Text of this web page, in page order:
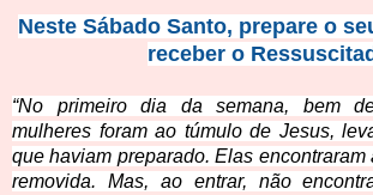
Neste Sábado Santo, prepare o
receber o
“No primeiro dia da semana, bem
mulheres foram ao túmulo de Jesus,
que haviam preparado. Elas encontraram
removida. Mas, ao entrar, não